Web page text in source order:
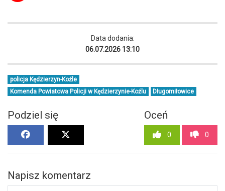
Data dodania:
06.07.2026 13:10
policja Kędzierzyn-Koźle
Komenda Powiatowa Policji w Kędzierzynie-Koźlu
Długomiłowice
Podziel się Oceń
0 0
Napisz komentarz